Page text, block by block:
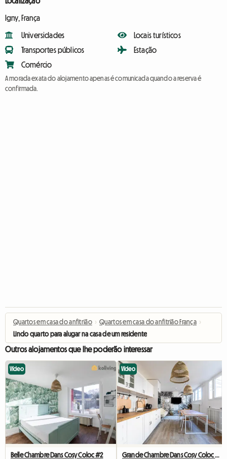
Igny, França
Universidades
Transportes públicos
Comércio
Locais turísticos
Estação
A morada exata do alojamento apenas é comunicada quando a reserva é
confirmada.
Quartos em casa do anfitrião › Quartos em casa do anfitrião França ›
Lindo quarto para alugar na casa de um residente
Outros alojamentos que lhe poderão interessar
Vídeo
Belle Chambre Dans Cosy Coloc #2
Vídeo